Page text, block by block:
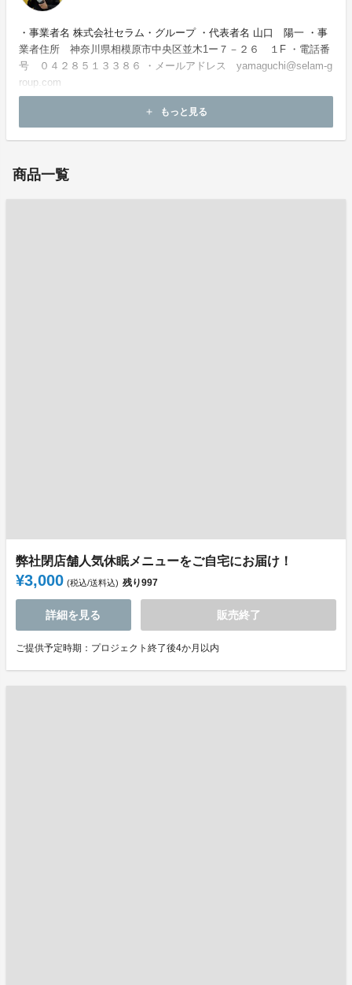
・事業者名 株式会社セラム・グループ ・代表者名 山口 陽一 ・事
業者住所 神奈川県相模原市中央区並木1ー７－２６ １F ・電話番
号 ０４２８５１３３８６ ・メールアドレス yamaguchi@selam-g
roup.com
add もっと見る
商品一覧
弊社閉店舗人気休眠メニューをご自宅にお届け！
¥3,000 (税込/送料込) 残り997
詳細を見る 販売終了
ご提供予定時期：プロジェクト終了後4か月以内